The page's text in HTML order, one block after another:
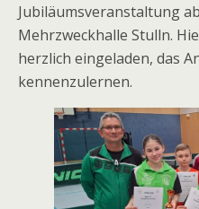
Jubiläumsveranstaltung
Mehrzweckhalle Stulln.
herzlich eingeladen, das
kennenzulernen.